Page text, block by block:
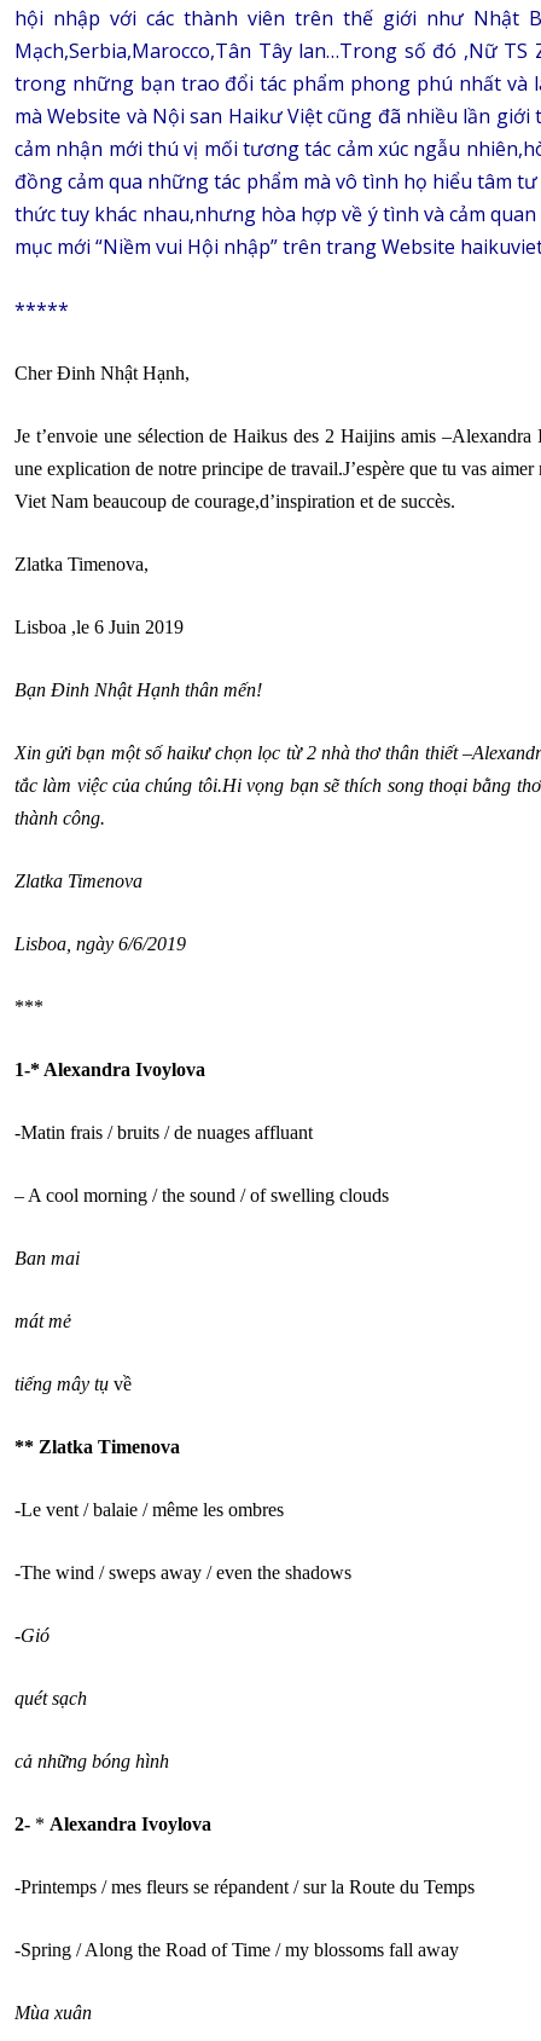
hội nhập với các thành viên trên thế giới như Nhật
Mạch,Serbia,Marocco,Tân Tây lan…Trong số đó ,Nữ
trong những bạn trao đổi tác phẩm phong phú nhất và
mà Website và Nội san Haikư Việt cũng đã nhiều lần
cảm nhận mới thú vị mối tương tác cảm xúc ngẫu
đồng cảm qua những tác phẩm mà vô tình họ hiểu tâm
thức tuy khác nhau,nhưng hòa hợp về ý tình và cảm
mục mới “Niềm vui Hội nhập” trên trang Website
*****
Cher Đinh Nhật Hạnh,
Je t’envoie une sélection de Haikus des 2 Haijins amis
une explication de notre principe de travail.J’espère que tu vas
Viet Nam beaucoup de courage,d’inspiration et de succès.
Zlatka Timenova,
Lisboa ,le 6 Juin 2019
Bạn Đinh Nhật Hạnh thân mến!
Xin gửi bạn một số haikư chọn lọc từ 2 nhà thơ thân thiết
tắc làm việc của chúng tôi.Hi vọng bạn sẽ thích song thoại bằng
thành công.
Zlatka Timenova
Lisboa, ngày 6/6/2019
***
1-* Alexandra Ivoylova
-Matin frais / bruits / de nuages affluant
– A cool morning / the sound / of swelling clouds
Ban mai
mát mẻ
tiếng mây tụ về
** Zlatka Timenova
-Le vent / balaie / même les ombres
-The wind / sweps away / even the shadows
-Gió
quét sạch
cả những bóng hình
2- * Alexandra Ivoylova
-Printemps / mes fleurs se répandent / sur la Route du Temps
-Spring / Along the Road of Time / my blossoms fall away
Mùa xuân